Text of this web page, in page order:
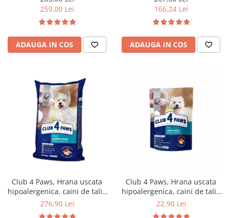
259,00 Lei
ADAUGA IN COS
166,24 Lei
ADAUGA IN COS
Club 4 Paws, Hrana uscata
hipoalergenica, caini de talie
mica, miel si orez, 14kg
276,90 Lei
Club 4 Paws, Hrana uscata
hipoalergenica, caini de talie
mica, miel si orez, 900g
22,90 Lei